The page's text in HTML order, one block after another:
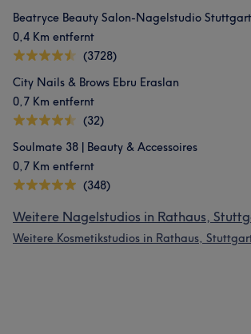
Beatryce Beauty Salon-Nagelstudio Stuttgart
0,4 Km entfernt
(3728)
City ​​Nails & Brows Ebru Eraslan
0,7 Km entfernt
(32)
Soulmate 38 | Beauty & Accessoires
0,7 Km entfernt
(348)
Weitere Nagelstudios in Rathaus,
Weitere Kosmetikstudios in Rathaus,